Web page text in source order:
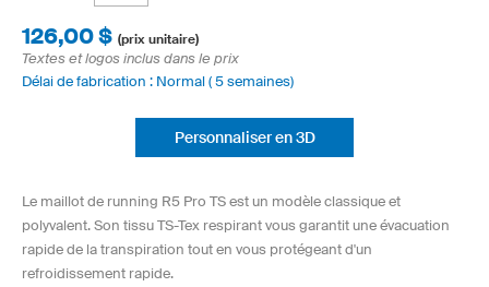
126,00 $ (prix unitaire)
Textes et logos inclus dans le prix
Délai de fabrication : Normal ( 5 semaines)
Personnaliser en 3D
Le maillot de running R5 Pro TS est un modèle classique et
polyvalent. Son tissu TS-Tex respirant vous garantit une évacuation
rapide de la transpiration tout en vous protégeant d'un
refroidissement rapide.